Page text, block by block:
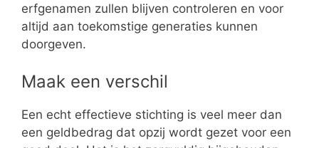
erfgenamen zullen blijven controleren en voor
altijd aan toekomstige generaties kunnen
doorgeven.
Maak een verschil
Een echt effectieve stichting is veel meer dan
een geldbedrag dat opzij wordt gezet voor een